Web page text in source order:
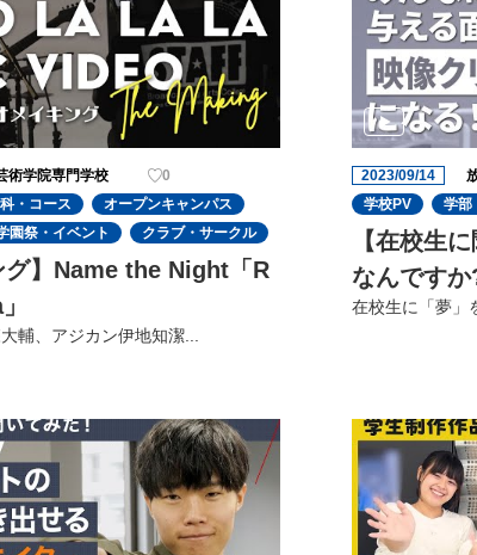
術学院専門学校
0
・コース
オープンキャンパス
園祭・イベント クラブ・サークル
グ】Name the Night「R
輔、アジカン伊地知潔...
2023/09/14
学校PV
学部
【在校生
なんです
レクターコ
在校生に「夢」